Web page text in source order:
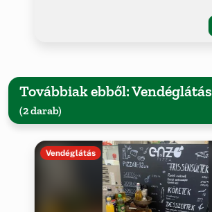
Továbbiak ebből: Vendéglátás
(2 darab)
Vendéglátás